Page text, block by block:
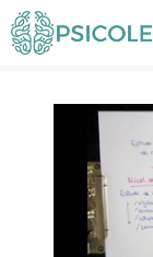
Saltar
al